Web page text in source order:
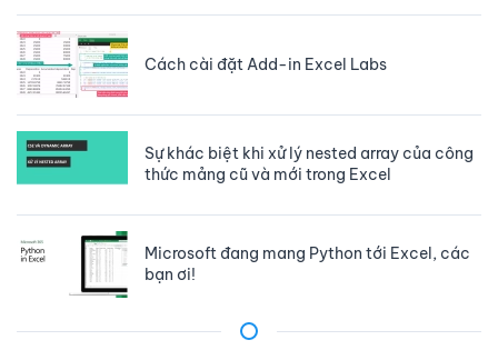
Cách cài đặt Add-in Excel Labs
Sự khác biệt khi xử lý nested array của công
thức mảng cũ và mới trong Excel
Microsoft đang mang Python tới Excel, các
bạn ơi!